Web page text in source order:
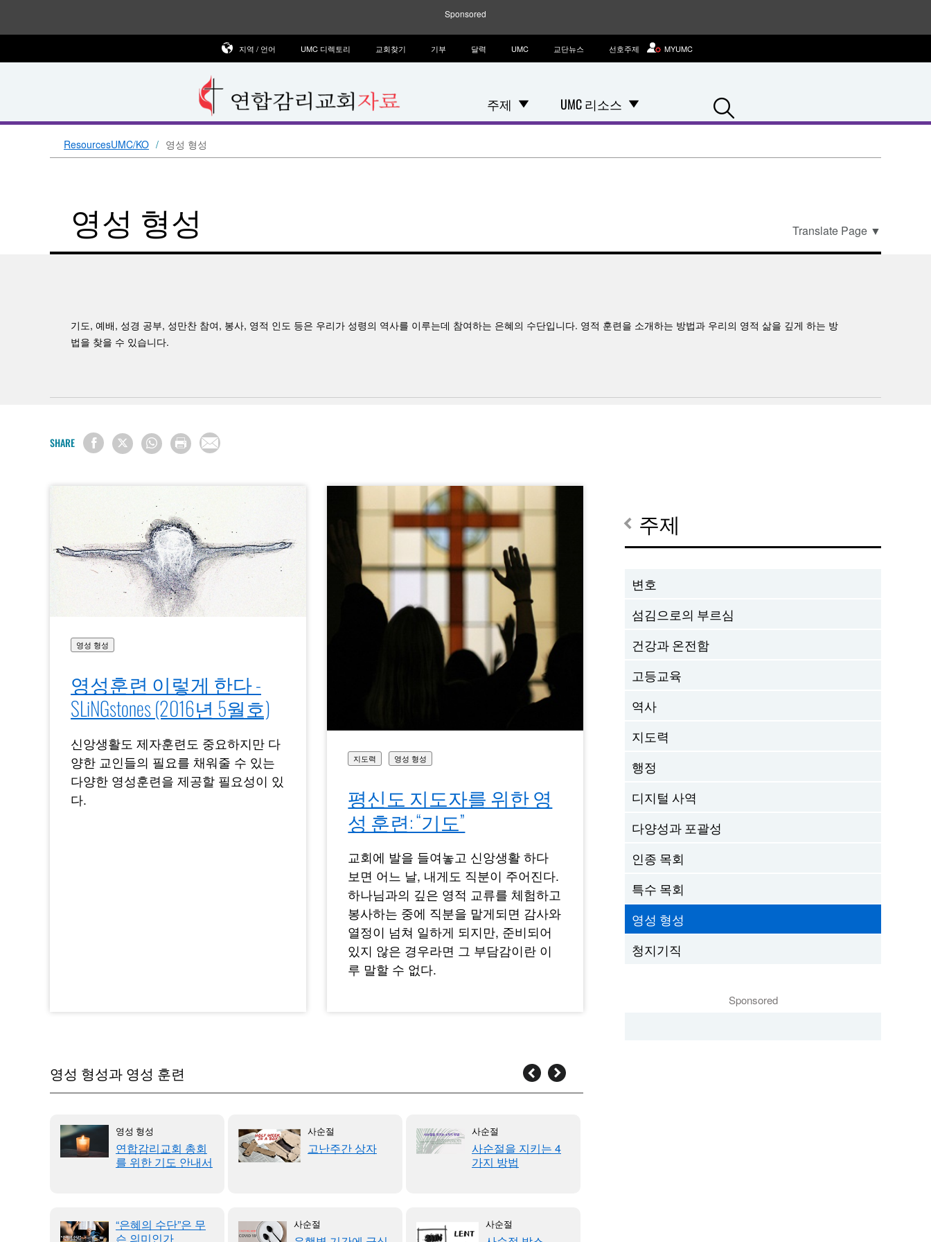
Sponsored
주제 UMC 리소스
지역 / 언어 UMC 디렉토리 교회찾기 기부 달력 UMC 교단뉴스 선호주제 MYUMC
Search
ResourcesUMC/KO 영성 형성
영성 형성 Translate Page ▼
기도, 예배, 성경 공부, 성만찬 참여, 봉사, 영적 인도 등은 우리가 성령의 역사를 이루는데 참여하는 은혜의 수단입니다. 영적 훈련을 소개하는 방법과 우리의 영적 삶을 깊게 하는 방
법을 찾을 수 있습니다.
SHARE
영성 형성
영성훈련 이렇게 한다 -
SLiNGstones (2016년 5월호)
신앙생활도 제자훈련도 중요하지만 다
양한 교인들의 필요를 채워줄 수 있는
다양한 영성훈련을 제공할 필요성이 있
다.
지도력 영성 형성
평신도 지도자를 위한 영
성 훈련: “기도”
교회에 발을 들여놓고 신앙생활 하다
보면 어느 날, 내게도 직분이 주어진다.
하나님과의 깊은 영적 교류를 체험하고
봉사하는 중에 직분을 맡게되면 감사와
열정이 넘쳐 일하게 되지만, 준비되어
있지 않은 경우라면 그 부담감이란 이
루 말할 수 없다.
영성 형성과 영성 훈련
영성 형성
연합감리교회 총회
를 위한 기도 안내서
“은혜의 수단”은 무
슨 의미인가
사순절
고난주간 상자
사순절
사순절
사순절을 지키는 4
가지 방법
사순절
주제
변호
섬김으로의 부르심
건강과 온전함
고등교육
역사
지도력
행정
디지털 사역
다양성과 포괄성
인종 목회
특수 목회
영성 형성
청지기직
Sponsored